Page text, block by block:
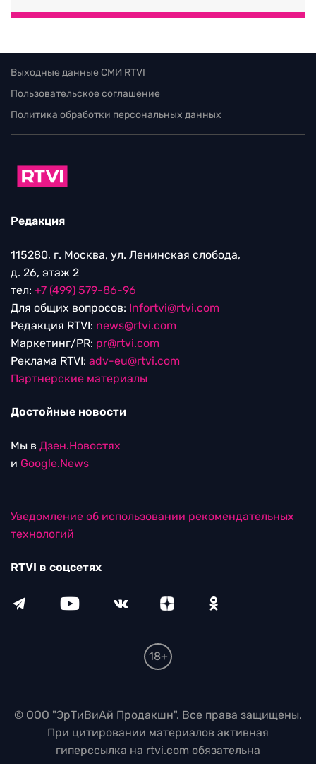
Выходные данные СМИ RTVI
Пользовательское соглашение
Политика обработки персональных данных
Редакция
115280, г. Москва, ул. Ленинская слобода,
д. 26, этаж 2
тел: +7 (499) 579-86-96
Для общих вопросов: Infortvi@rtvi.com
Редакция RTVI: news@rtvi.com
Маркетинг/PR: pr@rtvi.com
Реклама RTVI: adv-eu@rtvi.com
Партнерские материалы
Достойные новости
Мы в Дзен.Новостях
и Google.News
Уведомление об использовании рекомендательных
технологий
RTVI в соцсетях
18+
© ООО "ЭрТиВиАй Продакшн". Все права защищены.
При цитировании материалов активная
гиперссылка на rtvi.com обязательна